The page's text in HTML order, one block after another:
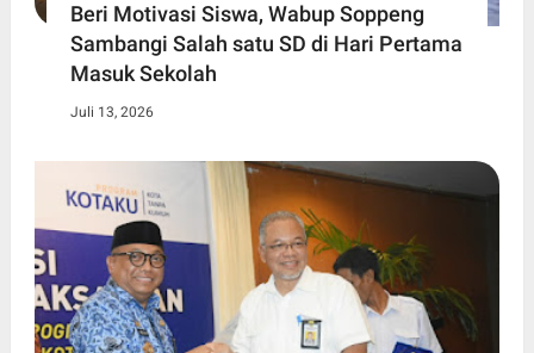
Beri Motivasi Siswa, Wabup Soppeng
Sambangi Salah satu SD di Hari Pertama
Masuk Sekolah
Juli 13, 2026